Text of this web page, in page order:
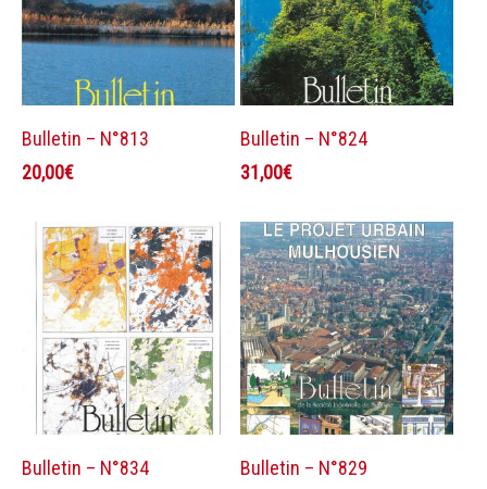
Ajouter au panier
Bulletin – N°813
20,00€
Ajouter au panier
Bulletin – N°824
31,00€
Ajouter au panier
Bulletin – N°834
Ajouter au panier
Bulletin – N°829